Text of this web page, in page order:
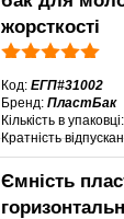
жорсткості
Код: ЕГП#31002
Бренд: ПластБак
Кількість в упаковці:
Кратність
Ємність